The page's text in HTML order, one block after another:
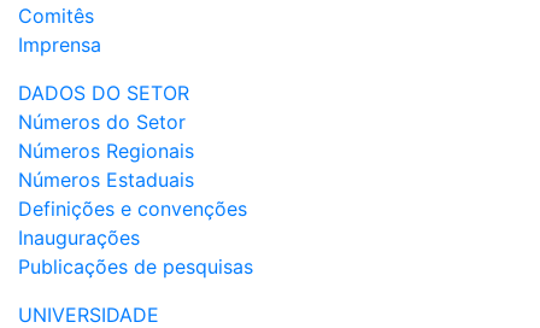
Comitês
Imprensa
DADOS DO SETOR
Números do Setor
Números Regionais
Números Estaduais
Definições e convenções
Inaugurações
Publicações de pesquisas
UNIVERSIDADE